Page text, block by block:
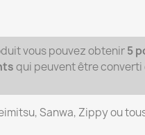
vous pouvez obtenir5
qui peuvent être converti
Sanwa, Zippy ou